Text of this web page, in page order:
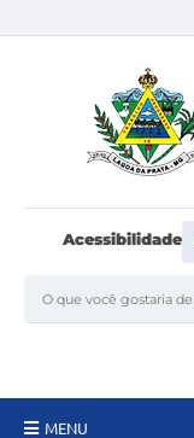
Acessibilidade
MENU